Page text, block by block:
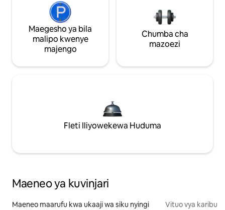
Maegesho ya bila
malipo kwenye
majengo
Chumba cha
mazoezi
Fleti Iliyowekewa Huduma
Maeneo ya kuvinjari
Maeneo maarufu kwa ukaaji wa siku nyingi Vituo vya karibu